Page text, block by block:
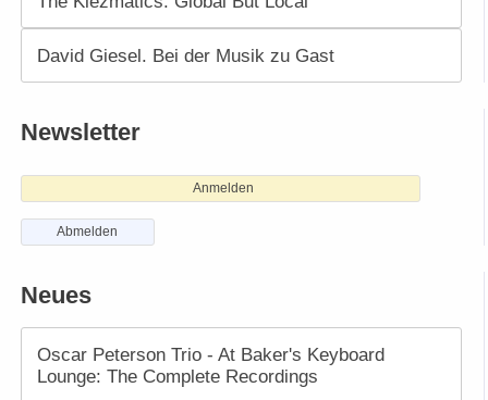
David Giesel. Bei der Musik zu Gast
Newsletter
Anmelden
Abmelden
Neues
Oscar Peterson Trio - At Baker's Keyboard
Lounge: The Complete Recordings